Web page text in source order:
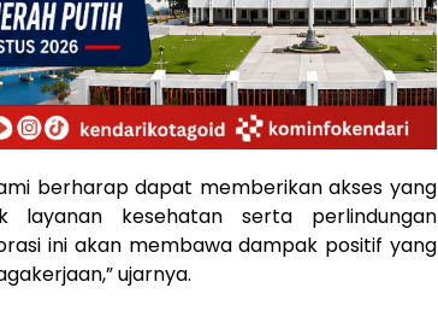
berharap dapat memberikan akses yang
kesehatan serta perlindungan
ini akan membawa dampak positif yang
ujarnya.